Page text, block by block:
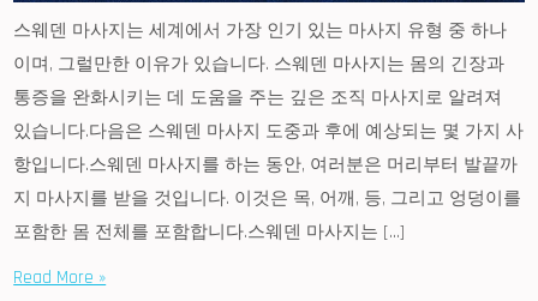
스웨덴 마사지는 세계에서 가장 인기 있는 마사지 유형 중 하나
이며, 그럴만한 이유가 있습니다. 스웨덴 마사지는 몸의 긴장과
통증을 완화시키는 데 도움을 주는 깊은 조직 마사지로 알려져
있습니다.다음은 스웨덴 마사지 도중과 후에 예상되는 몇 가지 사
항입니다.스웨덴 마사지를 하는 동안, 여러분은 머리부터 발끝까
지 마사지를 받을 것입니다. 이것은 목, 어깨, 등, 그리고 엉덩이를
포함한 몸 전체를 포함합니다.스웨덴 마사지는 […]
Read More »